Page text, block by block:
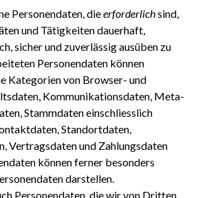
Personen­daten, dieerforderlichsind,
und Tätig­keiten dauerhaft,
sicher und zuverlässig ausüben zu
Personen­daten können
Kategorien von Browser- und
Kommuni­kations­daten, Meta­
Stamm­daten einschliesslich
Standort­daten,
Vertrags­daten und Zahlungs­daten
können ferner besonders
darstellen.
Personen­daten, die wir von Dritten